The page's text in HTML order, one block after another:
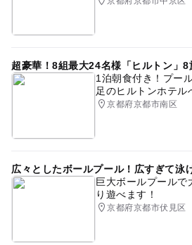
超豪華！8組最大24名様「ヒルトン」
1泊朝食付き！プー
足のヒルトンホテル
京都府京都市南区
広々としたボールプール！広すぎて泳
巨大ボールプールで
り遊べます！
京都府京都市伏見区